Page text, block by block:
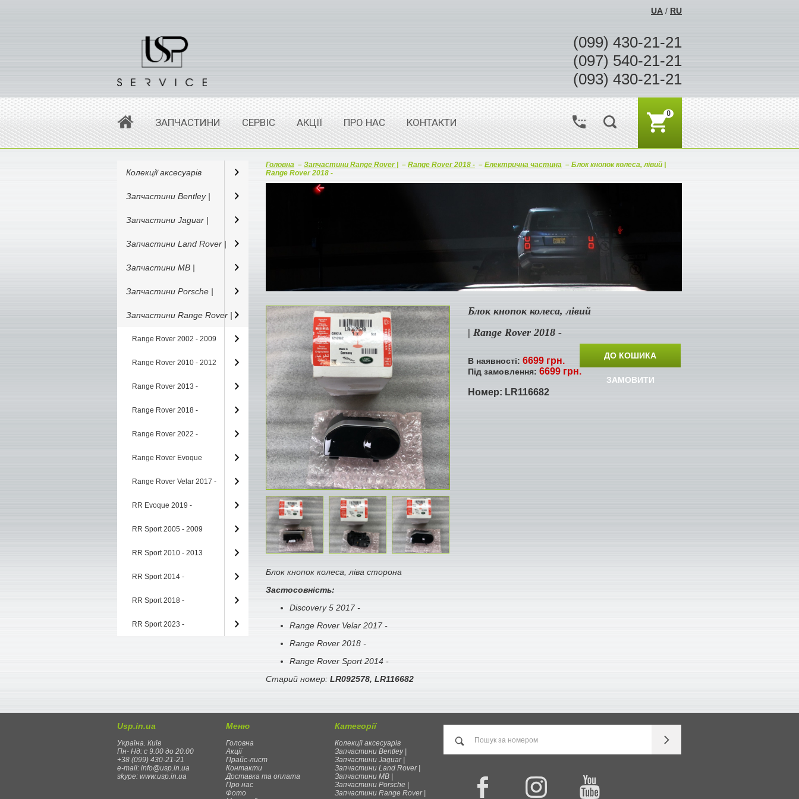
UA / RU
(099) 430-21-21
(097) 540-21-21
(093) 430-21-21
ЗАПЧАСТИНИ СЕРВІС АКЦІЇ ПРО НАС КОНТАКТИ
0
Колекції аксесуарів
Запчастини Bentley |
Запчастини Jaguar |
Запчастини Land Rover |
Запчастини MB |
Запчастини Porsche |
Запчастини Range Rover |
Range Rover 2002 - 2009
Range Rover 2010 - 2012
Range Rover 2013 -
Range Rover 2018 -
Range Rover 2022 -
Range Rover Evoque
Range Rover Velar 2017 -
RR Evoque 2019 -
RR Sport 2005 - 2009
RR Sport 2010 - 2013
RR Sport 2014 -
RR Sport 2018 -
RR Sport 2023 -
Головна – Запчастини Range Rover | – Range Rover 2018 - – Електрична частина – Блок кнопок колеса, лівий |
Range Rover 2018 -
Блок кнопок колеса, лівий
| Range Rover 2018 -
В наявності: 6699 грн.
Під замовлення: 6699 грн.
ДО КОШИКА
ЗАМОВИТИ
Номер: LR116682
Блок кнопок колеса, ліва сторона
Застосовність:
Discovery 5 2017 -
Range Rover Velar 2017 -
Range Rover 2018 -
Range Rover Sport 2014 -
Старий номер: LR092578, LR116682
Usp.in.ua
Україна. Київ
Пн- Нд: с 9.00 до 20.00
+38 (099) 430-21-21
e-mail: info@usp.in.ua
skype: www.usp.in.ua
Меню
Головна
Акції
Прайс-лист
Контакти
Доставка та оплата
Про нас
Фото
Категорії
Колекції аксесуарів
Запчастини Bentley |
Запчастини Jaguar |
Запчастини Land Rover |
Запчастини MB |
Запчастини Porsche |
Запчастини Range Rover |